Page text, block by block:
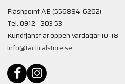
Flashpoint AB (556894-6262)
Tel. 0912 - 303 53
Kundtjänst är öppen vardagar 10-18
info@tacticalstore.se